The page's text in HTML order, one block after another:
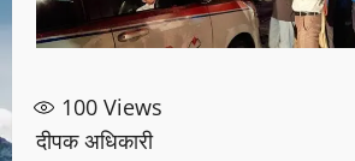
100 Views
दीपक अधिकारी